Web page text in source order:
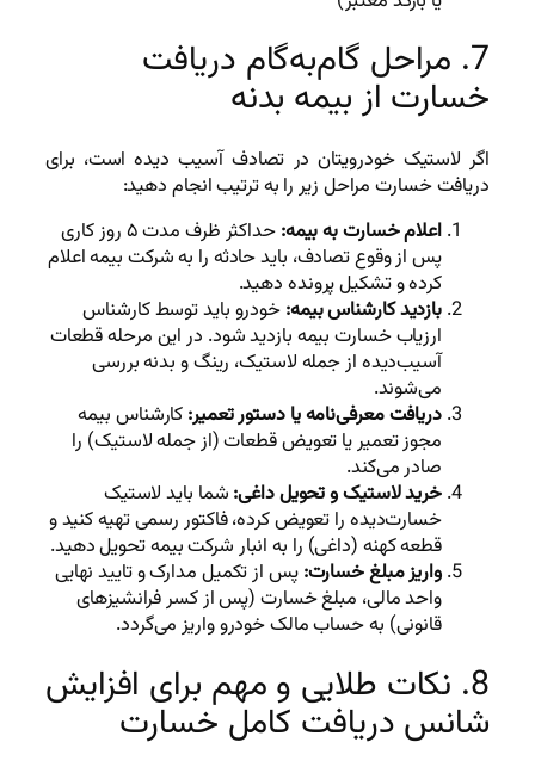
7. مراحل گام‌به‌گام دریافت
خسارت از بیمه بدنه
اگر لاستیک خودرویتان در تصادف آسیب دیده است، برای
دریافت خسارت مراحل زیر را به ترتیب انجام دهید:
اعلام خسارت به بیمه:
حداکثر ظرف مدت ۵ روز کاری
پس از وقوع تصادف، باید حادثه را به شرکت بیمه اعلام
کرده و تشکیل پرونده دهید.
بازدید کارشناس بیمه:خودرو باید توسط کارشناس
ارزیاب خسارت بیمه بازدید شود. در این مرحله قطعات
آسیب‌دیده از جمله لاستیک، رینگ و بدنه بررسی
می‌شوند.
دریافت معرفی‌نامه یا دستور تعمیر:کارشناس بیمه
مجوز تعمیر یا تعویض قطعات (از جمله لاستیک) را
صادر می‌کند.
خرید لاستیک و تحویل داغی:شما باید لاستیک
خسارت‌دیده را تعویض کرده، فاکتور رسمی تهیه کنید و
قطعه کهنه (داغی) را به انبار شرکت بیمه تحویل دهید.
واریز مبلغ خسارت:پس از تکمیل مدارک و تایید نهایی
واحد مالی، مبلغ خسارت (پس از کسر فرانشیزهای
قانونی) به حساب مالک خودرو واریز می‌گردد.
8. نکات طلایی و مهم برای افزایش
شانس دریافت کامل خسارت